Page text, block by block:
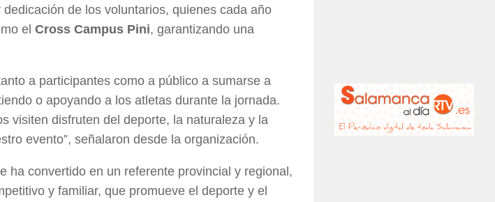
de los voluntarios, quienes cada año
el Cross Campus Pini, garantizando una
a participantes como a público a sumarse a
o apoyando a los atletas durante la jornada.
visiten disfruten del deporte, la naturaleza y la
evento”, señalaron desde la organización.
ha convertido en un referente provincial y regional,
y familiar, que promueve el deporte y el